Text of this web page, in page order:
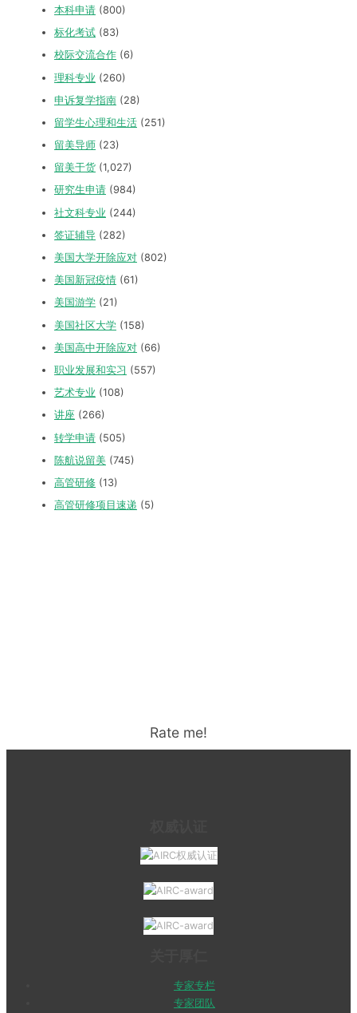
本科申请 (800)
标化考试 (83)
校际交流合作 (6)
理科专业 (260)
申诉复学指南 (28)
留学生心理和生活 (251)
留美导师 (23)
留美干货 (1,027)
研究生申请 (984)
社文科专业 (244)
签证辅导 (282)
美国大学开除应对 (802)
美国新冠疫情 (61)
美国游学 (21)
美国社区大学 (158)
美国高中开除应对 (66)
职业发展和实习 (557)
艺术专业 (108)
讲座 (266)
转学申请 (505)
陈航说留美 (745)
高管研修 (13)
高管研修项目速递 (5)
Rate me!
专家专栏
专家团队